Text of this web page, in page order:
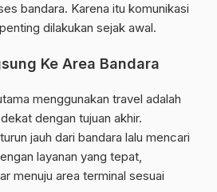
bandara. Karena itu komunikasi
dilakukan sejak awal.
Ke Area Bandara
menggunakan travel adalah
dengan tujuan akhir.
jauh dari bandara lalu mencari
layanan yang tepat,
menuju area terminal sesuai